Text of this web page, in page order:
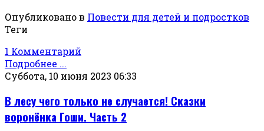
Опубликовано в Повести для детей и подростков
Теги
1 Комментарий
Подробнее ...
Суббота, 10 июня 2023 06:33
В лесу чего только не случается! Сказки
воронёнка Гоши. Часть 2